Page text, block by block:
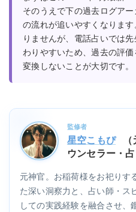
そのうえで下の過去ログア
の流れが追いやすくなりま
りませんが、電話占いでは
わりやすいため、過去の評
変換しないことが大切です。
監修者
星空こもぴ
ウンセラー・占
元神官。お稲荷様をお祀りす
た深い洞察力と、占い師・ス
しての実践経験を融合させ